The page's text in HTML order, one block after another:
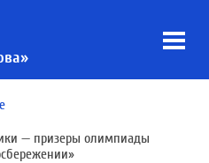
— призеры олимпиады